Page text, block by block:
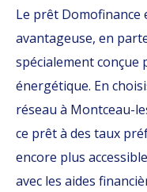
Le prêt Domofinance
avantageuse, en
spécialement
énergétique. En
réseau à Montceau-
ce prêt à des taux
encore plus
avec les aides